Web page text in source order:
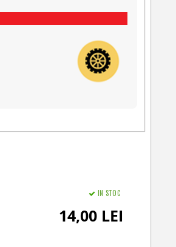
IN STOC
14,00 LEI